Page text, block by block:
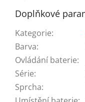
Doplňkové
Kategorie:
Barva:
Ovládání baterie:
Série:
Sprcha: